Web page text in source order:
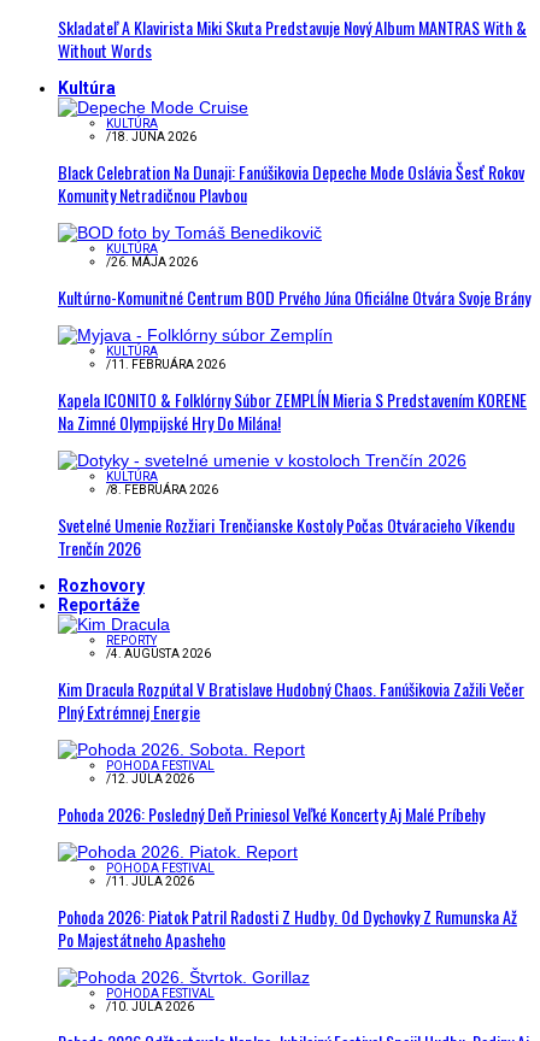
Skladateľ A Klavirista Miki Skuta Predstavuje Nový Album MANTRAS With &
Without Words
Kultúra
KULTÚRA
/18. JÚNA 2026
Black Celebration Na Dunaji: Fanúšikovia Depeche Mode Oslávia Šesť Rokov
Komunity Netradičnou Plavbou
KULTÚRA
/26. MÁJA 2026
Kultúrno-Komunitné Centrum BOD Prvého Júna Oficiálne Otvára Svoje Brány
KULTÚRA
/11. FEBRUÁRA 2026
Kapela ICONITO & Folklórny Súbor ZEMPLÍN Mieria S Predstavením KORENE
Na Zimné Olympijské Hry Do Milána!
KULTÚRA
/8. FEBRUÁRA 2026
Svetelné Umenie Rozžiari Trenčianske Kostoly Počas Otváracieho Víkendu
Trenčín 2026
Rozhovory
Reportáže
REPORTY
/4. AUGUSTA 2026
Kim Dracula Rozpútal V Bratislave Hudobný Chaos. Fanúšikovia Zažili Večer
Plný Extrémnej Energie
POHODA FESTIVAL
/12. JÚLA 2026
Pohoda 2026: Posledný Deň Priniesol Veľké Koncerty Aj Malé Príbehy
POHODA FESTIVAL
/11. JÚLA 2026
Pohoda 2026: Piatok Patril Radosti Z Hudby. Od Dychovky Z Rumunska Až
Po Majestátneho Apasheho
POHODA FESTIVAL
/10. JÚLA 2026